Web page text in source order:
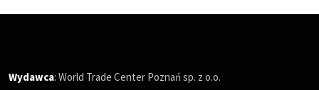
Wydawca: World Trade Center Poznań sp. z o.o.